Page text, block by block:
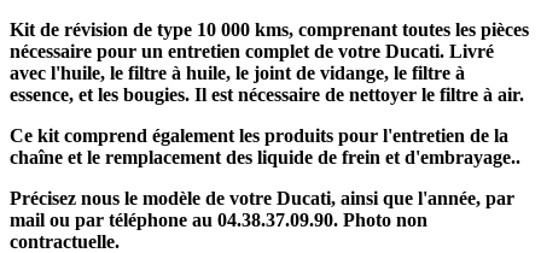
Kit de révision de type 10 000 kms, comprenant toutes les pièces
nécessaire pour un entretien complet de votre Ducati. Livré
avec l'huile, le filtre à huile, le joint de vidange, le filtre à
essence, et les bougies. Il est nécessaire de nettoyer le filtre à air.
Ce kit comprend également les produits pour l'entretien de la
chaîne et le remplacement des liquide de frein et d'embrayage..
Précisez nous le modèle de votre Ducati, ainsi que l'année, par
mail ou par téléphone au 04.38.37.09.90. Photo non
contractuelle.